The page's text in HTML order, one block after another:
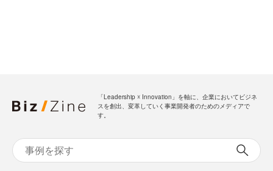
「Leadership ☓ Innovation」を軸に、企業においてビジネ
スを創出、変革していく事業開発者のためのメディアで
す。